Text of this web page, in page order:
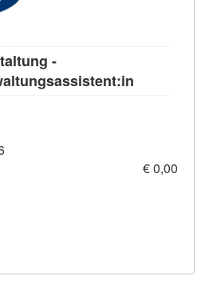
-
€ 0,00